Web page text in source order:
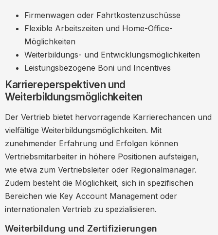
Firmenwagen oder Fahrtkostenzuschüsse
Flexible Arbeitszeiten und Home-Office-
Möglichkeiten
Weiterbildungs- und Entwicklungsmöglichkeiten
Leistungsbezogene Boni und Incentives
Karriereperspektiven und
Weiterbildungsmöglichkeiten
Der Vertrieb bietet hervorragende Karrierechancen und
vielfältige Weiterbildungsmöglichkeiten. Mit
zunehmender Erfahrung und Erfolgen können
Vertriebsmitarbeiter in höhere Positionen aufsteigen,
wie etwa zum Vertriebsleiter oder Regionalmanager.
Zudem besteht die Möglichkeit, sich in spezifischen
Bereichen wie Key Account Management oder
internationalen Vertrieb zu spezialisieren.
Weiterbildung und Zertifizierungen